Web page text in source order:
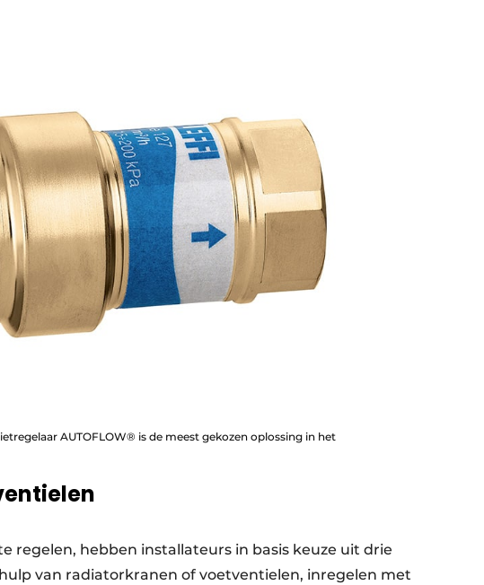
AUTOFLOW® is de meest gekozen oplossing in het
regelen, hebben installateurs in basis keuze uit drie
van radiatorkranen of voetventielen, inregelen met